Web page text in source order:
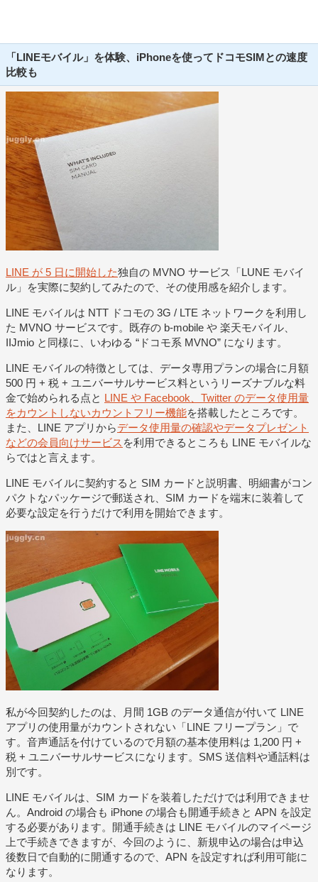
「LINEモバイル」を体験、iPhoneを使ってドコモSIMとの速度
比較も
LINE が 5 日に開始した独自の MVNO サービス「LUNE モバイ
ル」を実際に契約してみたので、その使用感を紹介します。
LINE モバイルは NTT ドコモの 3G / LTE ネットワークを利用し
た MVNO サービスです。既存の b-mobile や 楽天モバイル、
IIJmio と同様に、いわゆる “ドコモ系 MVNO” になります。
LINE モバイルの特徴としては、データ専用プランの場合に月額
500 円 + 税 + ユニバーサルサービス料というリーズナブルな料
金で始められる点と LINE や Facebook、Twitter のデータ使用量
をカウントしないカウントフリー機能を搭載したところです。
また、LINE アプリからデータ使用量の確認やデータプレゼント
などの会員向けサービス を利用できるところも LINE モバイルな
らではと言えます。
LINE モバイルに契約すると SIM カードと説明書、明細書がコン
パクトなパッケージで郵送され、SIM カードを端末に装着して
必要な設定を行うだけで利用を開始できます。
私が今回契約したのは、月間 1GB のデータ通信が付いて LINE
アプリの使用量がカウントされない「LINE フリープラン」で
す。音声通話を付けているので月額の基本使用料は 1,200 円 +
税 + ユニバーサルサービスになります。SMS 送信料や通話料は
別です。
LINE モバイルは、SIM カードを装着しただけでは利用できませ
ん。Android の場合も iPhone の場合も開通手続きと APN を設定
する必要があります。開通手続きは LINE モバイルのマイページ
上で手続きできますが、今回のように、新規申込の場合は申込
後数日で自動的に開通するので、APN を設定すれば利用可能に
なります。